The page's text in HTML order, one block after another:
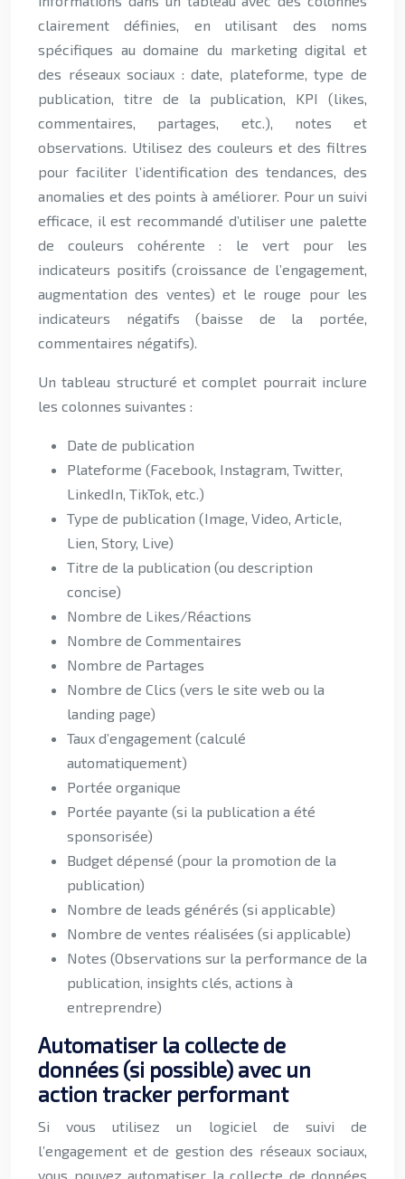
clairement définies, en utilisant des noms
spécifiques au domaine du marketing digital et
des réseaux sociaux : date, plateforme, type de
publication, titre de la publication, KPI (likes,
commentaires, partages, etc.), notes et
observations. Utilisez des couleurs et des filtres
pour faciliter l’identification des tendances, des
anomalies et des points à améliorer. Pour un suivi
efficace, il est recommandé d’utiliser une palette
de couleurs cohérente : le vert pour les
indicateurs positifs (croissance de l’engagement,
augmentation des ventes) et le rouge pour les
indicateurs négatifs (baisse de la portée,
commentaires négatifs).
Un tableau structuré et complet pourrait inclure
les colonnes suivantes :
Date de publication
Plateforme (Facebook, Instagram, Twitter,
LinkedIn, TikTok, etc.)
Type de publication (Image, Video, Article,
Lien, Story, Live)
Titre de la publication (ou description
concise)
Nombre de Likes/Réactions
Nombre de Commentaires
Nombre de Partages
Nombre de Clics (vers le site web ou la
landing page)
Taux d’engagement (calculé
automatiquement)
Portée organique
Portée payante (si la publication a été
sponsorisée)
Budget dépensé (pour la promotion de la
publication)
Nombre de leads générés (si applicable)
Nombre de ventes réalisées (si applicable)
Notes (Observations sur la performance de la
publication, insights clés, actions à
entreprendre)
Automatiser la collecte de
données (si possible) avec un
action tracker performant
Si vous utilisez un logiciel de suivi de
l’engagement et de gestion des réseaux sociaux,
vous pouvez automatiser la collecte de données